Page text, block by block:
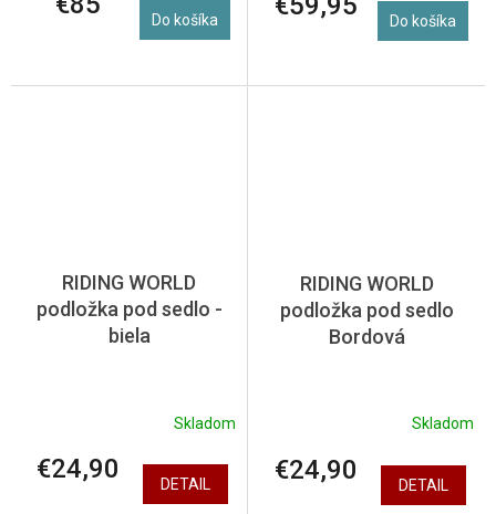
Do košíka Do košíka
RIDING WORLD
podložka pod sedlo -
biela
Skladom
€24,90 DETAIL
RIDING WORLD
podložka pod sedlo
Bordová
Skladom
€24,90 DETAIL